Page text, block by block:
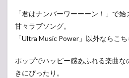
式ソ
ン
グ：
歓談
Hey!
「君はナンバーワーーーン！」で
甘々ラブソング。
「Ultra Music Power」以外ならこち
ポップでハッピー感あふれる楽曲な
きにぴったり。